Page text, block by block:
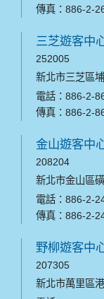
傳真：886-2-
三芝遊客中
252005
新北市三芝區
電話：886-2-
傳真：886-2-
金山遊客中
208204
新北市金山區
電話：886-2-
傳真：886-2-
野柳遊客中
207305
新北市萬里區